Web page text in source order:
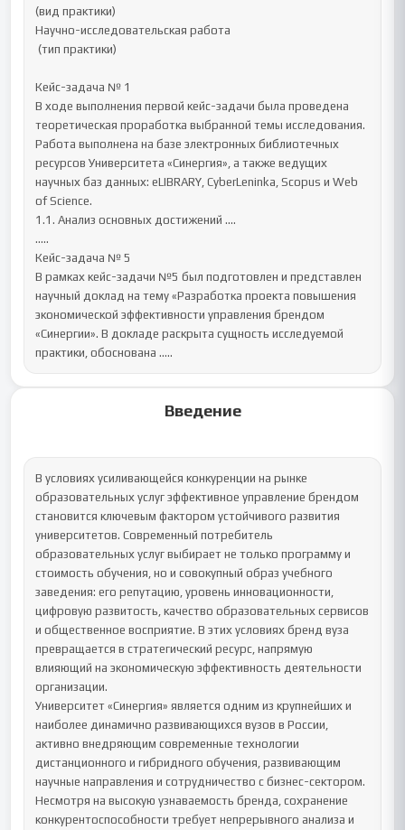
(вид практики)
Научно-исследовательская работа
(тип практики)
Кейс-задача № 1
В ходе выполнения первой кейс-задачи была проведена
теоретическая проработка выбранной темы исследования.
Работа выполнена на базе электронных библиотечных
ресурсов Университета «Синергия», а также ведущих
научных баз данных: eLIBRARY, CyberLeninka, Scopus и Web
of Science.
1.1. Анализ основных достижений ....
.....
Кейс-задача № 5
В рамках кейс-задачи №5 был подготовлен и представлен
научный доклад на тему «Разработка проекта повышения
экономической эффективности управления брендом
«Синергии». В докладе раскрыта сущность исследуемой
практики, обоснована .....
Введение
В условиях усиливающейся конкуренции на рынке
образовательных услуг эффективное управление брендом
становится ключевым фактором устойчивого развития
университетов. Современный потребитель
образовательных услуг выбирает не только программу и
стоимость обучения, но и совокупный образ учебного
заведения: его репутацию, уровень инновационности,
цифровую развитость, качество образовательных сервисов
и общественное восприятие. В этих условиях бренд вуза
превращается в стратегический ресурс, напрямую
влияющий на экономическую эффективность деятельности
организации.
Университет «Синергия» является одним из крупнейших и
наиболее динамично развивающихся вузов в России,
активно внедряющим современные технологии
дистанционного и гибридного обучения, развивающим
научные направления и сотрудничество с бизнес-сектором.
Несмотря на высокую узнаваемость бренда, сохранение
конкурентоспособности требует непрерывного анализа и